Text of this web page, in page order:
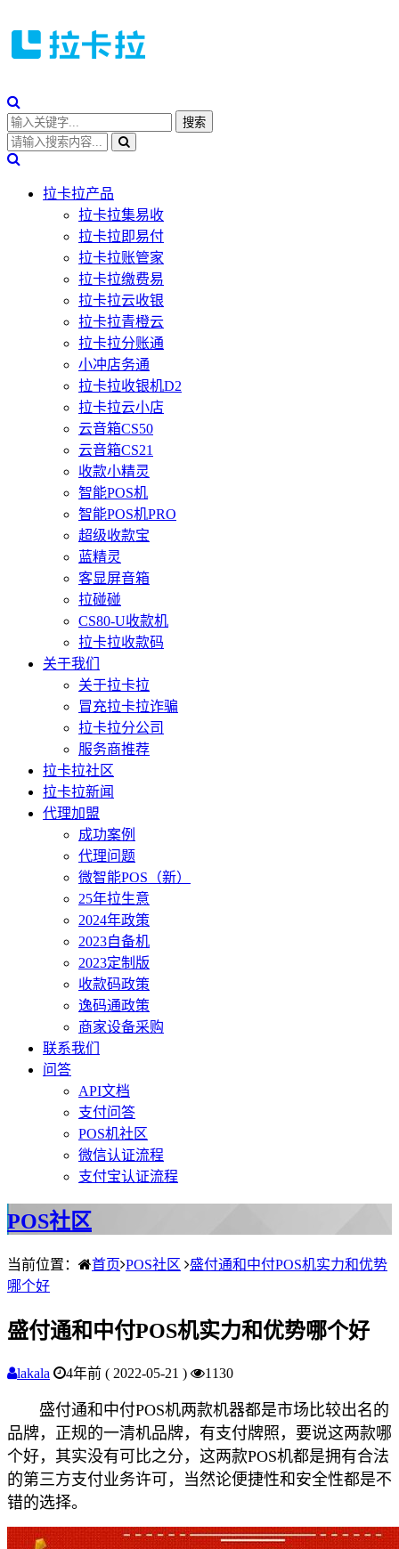
拉卡拉产品
拉卡拉集易收
拉卡拉即易付
拉卡拉账管家
拉卡拉缴费易
拉卡拉云收银
拉卡拉青橙云
拉卡拉分账通
小冲店务通
拉卡拉收银机D2
拉卡拉云小店
云音箱CS50
云音箱CS21
收款小精灵
智能POS机
智能POS机PRO
超级收款宝
蓝精灵
客显屏音箱
拉碰碰
CS80-U收款机
拉卡拉收款码
关于我们
关于拉卡拉
冒充拉卡拉诈骗
拉卡拉分公司
服务商推荐
拉卡拉社区
拉卡拉新闻
代理加盟
成功案例
代理问题
微智能POS（新）
25年拉生意
2024年政策
2023自备机
2023定制版
收款码政策
逸码通政策
商家设备采购
联系我们
问答
API文档
支付问答
POS机社区
微信认证流程
支付宝认证流程
POS社区
当前位置： 首页 POS社区
盛付通和中付POS机实力和优势
哪个好
盛付通和中付POS机实力和优势哪个好
lakala 4年前 ( 2022-05-21 ) 1130
盛付通和中付POS机两款机器都是市场比较出名的
品牌，正规的一清机品牌，有支付牌照，要说这两款哪
个好，其实没有可比之分，这两款POS机都是拥有合法
的第三方支付业务许可，当然论便捷性和安全性都是不
错的选择。